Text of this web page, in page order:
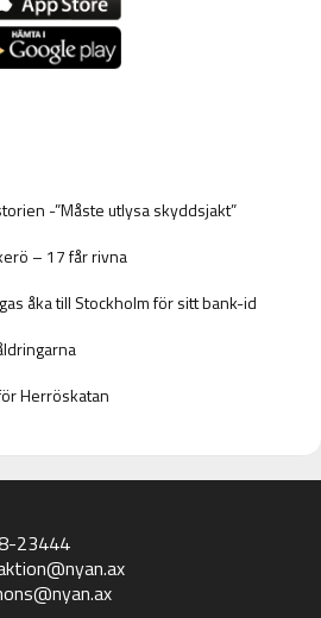
-”Måste utlysa skyddsjakt”
– 17 får rivna
åka till Stockholm för sitt bank-id
Herröskatan
23444